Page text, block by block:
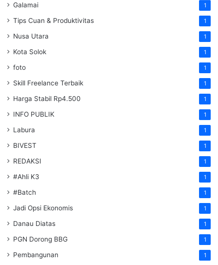
Galamai 1
Tips Cuan & Produktivitas 1
Nusa Utara 1
Kota Solok 1
foto 1
Skill Freelance Terbaik 1
Harga Stabil Rp4.500 1
INFO PUBLIK 1
Labura 1
BIVEST 1
REDAKSI 1
#Ahli K3 1
#Batch 1
Jadi Opsi Ekonomis 1
Danau Diatas 1
PGN Dorong BBG 1
Pembangunan 1